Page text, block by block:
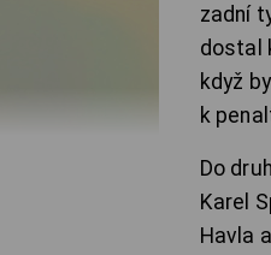
zadní
dostal
když
k
Do
Karel
Havla